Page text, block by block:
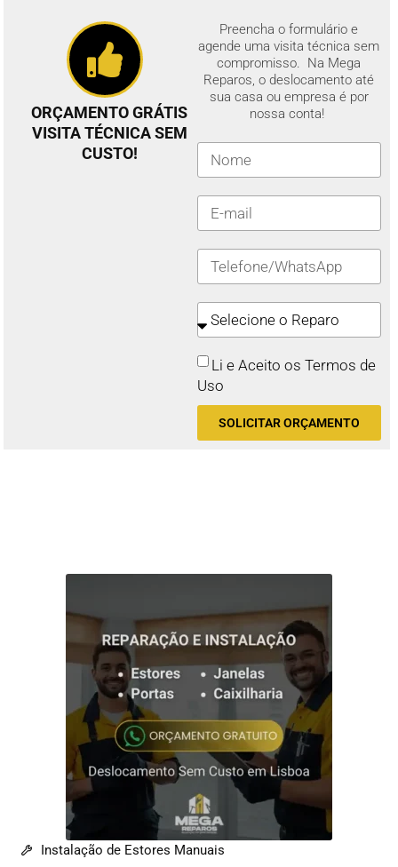
ORÇAMENTO GRÁTIS
VISITA TÉCNICA SEM
CUSTO!
Preencha o formulário e
agende uma visita técnica sem
compromisso. Na Mega
Reparos, o deslocamento até
sua casa ou empresa é por
nossa conta!
Li e Aceito os Termos de
Uso
SOLICITAR ORÇAMENTO
Instalação de Estores Manuais